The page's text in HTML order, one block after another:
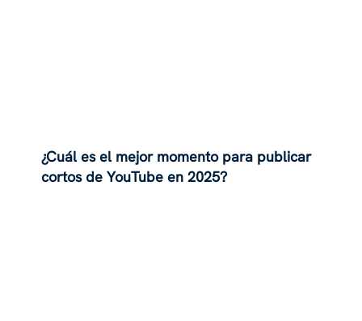
¿Cuál es el mejor momento para publicar
cortos de YouTube en 2025?